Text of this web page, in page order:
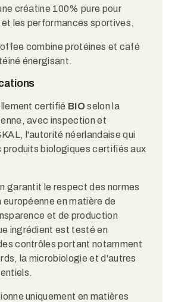
créatine 100% pure pour
les performances sportives.
combine protéines et café
énergisant.
certifié BIOselon la
avec inspection et
l'autorité néerlandaise qui
produits biologiques certifiés aux
garantit le respect des normes
en matière de
et de production
ingrédient est testé en
contrôles portant notamment
la microbiologie et d'autres
uniquement en matières